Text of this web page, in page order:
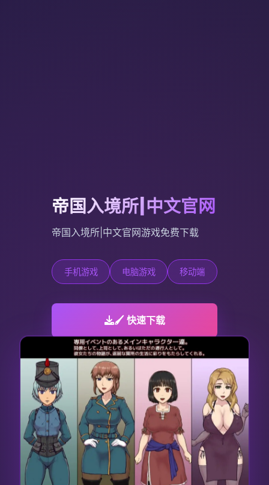
帝国入境所|中文官网
帝国入境所|中文官网游戏免费下载
手机游戏 电脑游戏 移动端
🖌️ 快速下载